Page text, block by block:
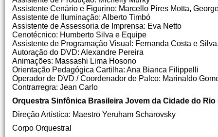
Assistente Cenário e Figurino: Marcello Pires Motta,
Assistente de Iluminação: Alberto Timbó
Assistente de Assessoria de Imprensa: Eva Netto
Cenotécnico: Humberto Silva e Equipe
Assistente de Programação Visual: Fernanda Costa e
Autoração do DVD: Alexandre Pereira
Animações: Massashi Lima Hosono
Orientação Pedagógica Cartilha: Ana Bianca Filippelli
Operador de DVD / Coordenador de Palco: Marinaldo
Contrarregra: Jean Carlo
Orquestra Sinfônica Brasileira Jovem da Cidade do Rio
Direção Artística: Maestro Yeruham Scharovsky
Corpo Orquestral